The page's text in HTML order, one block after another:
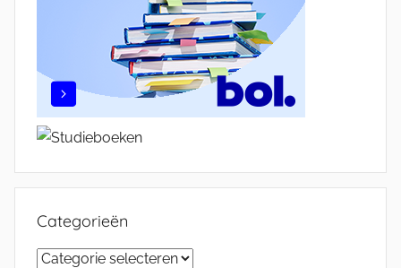
Categorieën
Categorieën